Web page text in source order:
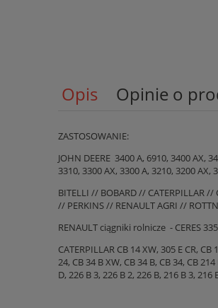
Opis Opinie o
ZASTOSOWANIE:
JOHN DEERE 3400 A, 6910, 3400 AX,
3310, 3300 AX, 3300 A, 3210, 3200 AX,
BITELLI // BOBARD // CATERPILLAR
// PERKINS // RENAULT AGRI //
RENAULT ciągniki rolnicze - CERES
CATERPILLAR CB 14 XW, 305 E CR,
24, CB 34 B XW, CB 34 B, CB 34, CB
D, 226 B 3, 226 B 2, 226 B, 216 B 3, 216